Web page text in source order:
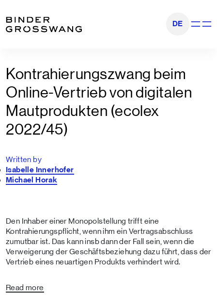
DE Show
Kontrahierungszwang beim
Online-Vertrieb von digitalen
Mautprodukten (ecolex
2022/45)
Written by
Isabelle Innerhofer
Michael Horak
Den Inhaber einer Monopolstellung trifft eine
Kontrahierungspflicht, wenn ihm ein Vertragsabschluss
zumutbar ist. Das kann insb dann der Fall sein, wenn die
Verweigerung der Geschäftsbeziehung dazu führt, dass der
Vertrieb eines neuartigen Produkts verhindert wird.
Read more